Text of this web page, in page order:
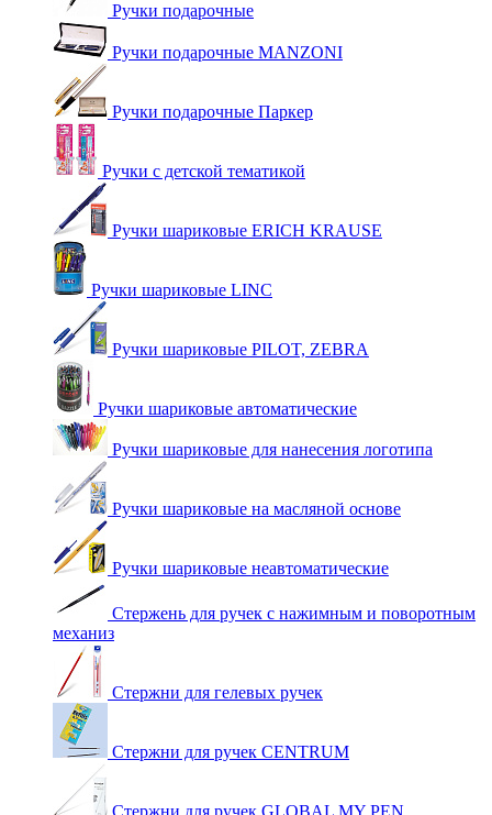
Ручки подарочные
Ручки подарочные MANZONI
Ручки подарочные Паркер
Ручки с детской тематикой
Ручки шариковые ERICH KRAUSE
Ручки шариковые LINC
Ручки шариковые PILOT, ZEBRA
Ручки шариковые автоматические
Ручки шариковые для нанесения логотипа
Ручки шариковые на масляной основе
Ручки шариковые неавтоматические
Стержень для ручек с нажимным и поворотным
механиз
Стержни для гелевых ручек
Стержни для ручек CENTRUM
Стержни для ручек GLOBAL MY PEN